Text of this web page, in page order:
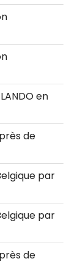
en
de
par
par
de